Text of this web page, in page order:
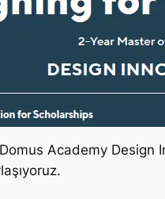
Academy Design